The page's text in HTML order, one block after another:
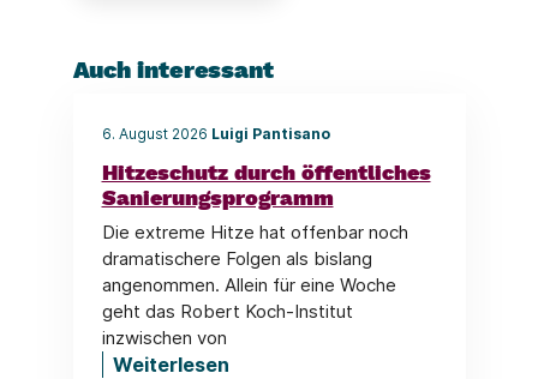
Auch interessant
6. August 2026 Luigi Pantisano
Hitzeschutz durch öffentliches
Sanierungsprogramm
Die extreme Hitze hat offenbar noch
dramatischere Folgen als bislang
angenommen. Allein für eine Woche
geht das Robert Koch-Institut
inzwischen von
Weiterlesen